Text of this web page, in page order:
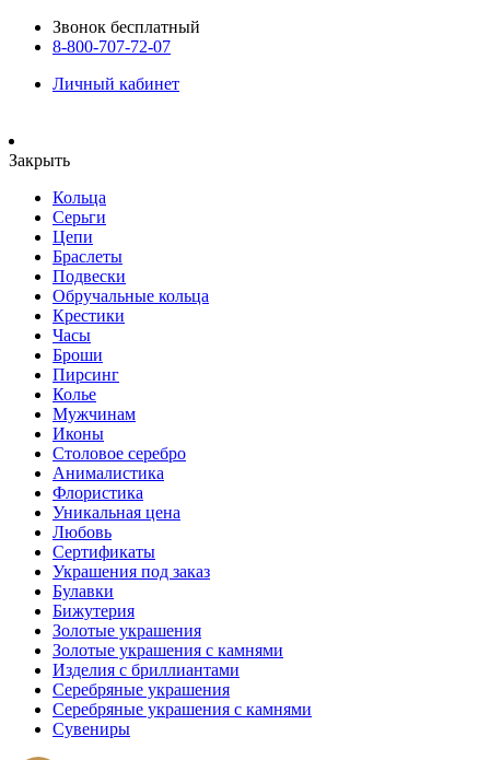
Звонок бесплатный
8-800-707-72-07
Личный кабинет
Закрыть
Кольца
Серьги
Цепи
Браслеты
Подвески
Обручальные кольца
Крестики
Часы
Броши
Пирсинг
Колье
Мужчинам
Иконы
Столовое серебро
Анималистика
Флористика
Уникальная цена
Любовь
Сертификаты
Украшения под заказ
Булавки
Бижутерия
Золотые украшения
Золотые украшения с камнями
Изделия с бриллиантами
Серебряные украшения
Серебряные украшения с камнями
Сувениры